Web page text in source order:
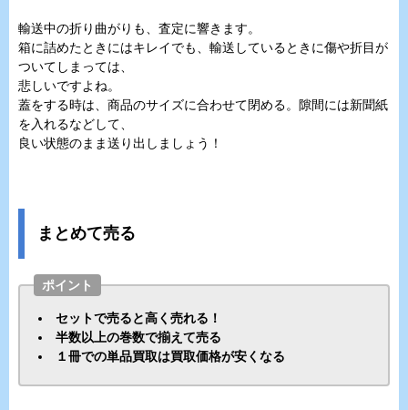
輸送中の折り曲がりも、査定に響きます。
箱に詰めたときにはキレイでも、輸送しているときに傷や折目が
ついてしまっては、
悲しいですよね。
蓋をする時は、商品のサイズに合わせて閉める。隙間には新聞紙
を入れるなどして、
良い状態のまま送り出しましょう！
まとめて売る
ポイント
セットで売ると高く売れる！
半数以上の巻数で揃えて売る
１冊での単品買取は買取価格が安くなる